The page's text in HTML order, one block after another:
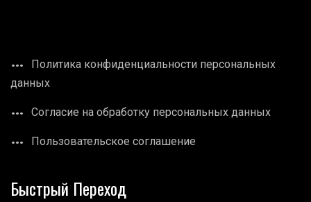
Политика конфиденциальности персональных
данных
Согласие на обработку персональных данных
Пользовательское соглашение
Быстрый Переход